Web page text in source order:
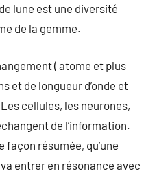
lune est une diversité
de la gemme.
( atome et plus
et de longueur d’onde et
cellules, les neurones,
de l’information.
résumée, qu’une
entrer en résonance avec